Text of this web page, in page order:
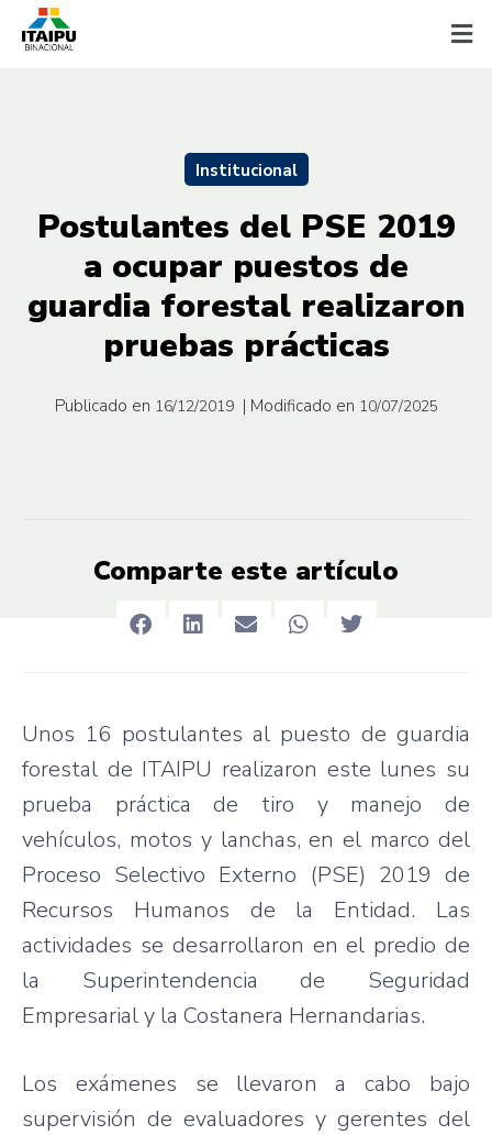
Institucional
Postulantes del PSE 2019
a ocupar puestos de
guardia forestal realizaron
pruebas prácticas
Publicado en 16/12/2019 | Modificado en 10/07/2025
Comparte este artículo
Unos 16 postulantes al puesto de guardia
forestal de ITAIPU realizaron este lunes su
prueba práctica de tiro y manejo de
vehículos, motos y lanchas, en el marco del
Proceso Selectivo Externo (PSE) 2019 de
Recursos Humanos de la Entidad. Las
actividades se desarrollaron en el predio de
la Superintendencia de Seguridad
Empresarial y la Costanera Hernandarias.
Los exámenes se llevaron a cabo bajo
supervisión de evaluadores y gerentes del